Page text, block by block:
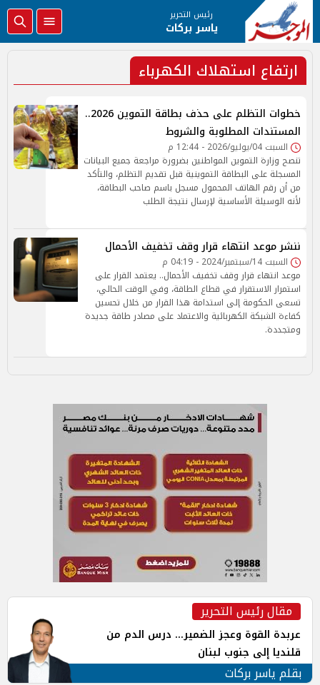
رئيس التحرير
ياسر بركات
ارتفاع استهلاك الكهرباء
خطوات التظلم على حذف بطاقة التموين 2026..
المستندات المطلوبة والشروط
السبت 04/يوليو/2026 - 12:44 م
تنصح وزارة التموين المواطنين بضرورة مراجعة جميع البيانات
المسجلة على البطاقة التموينية قبل تقديم التظلم، والتأكد
من أن رقم الهاتف المحمول مسجل باسم صاحب البطاقة،
لأنه الوسيلة الأساسية لإرسال نتيجة الطلب
ننشر موعد انتهاء قرار وقف تخفيف الأحمال
السبت 14/سبتمبر/2024 - 04:19 م
موعد انتهاء قرار وقف تخفيف الأحمال.. يعتمد القرار على
استمرار الاستقرار في قطاع الطاقة، وفي الوقت الحالي،
تسعى الحكومة إلى استدامة هذا القرار من خلال تحسين
كفاءة الشبكة الكهربائية والاعتماد على مصادر طاقة جديدة
ومتجددة.
مقال رئيس التحرير
عربدة القوة وعجز الضمير... درس الدم من
قلنديا إلى جنوب لبنان
بقلم ياسر بركات